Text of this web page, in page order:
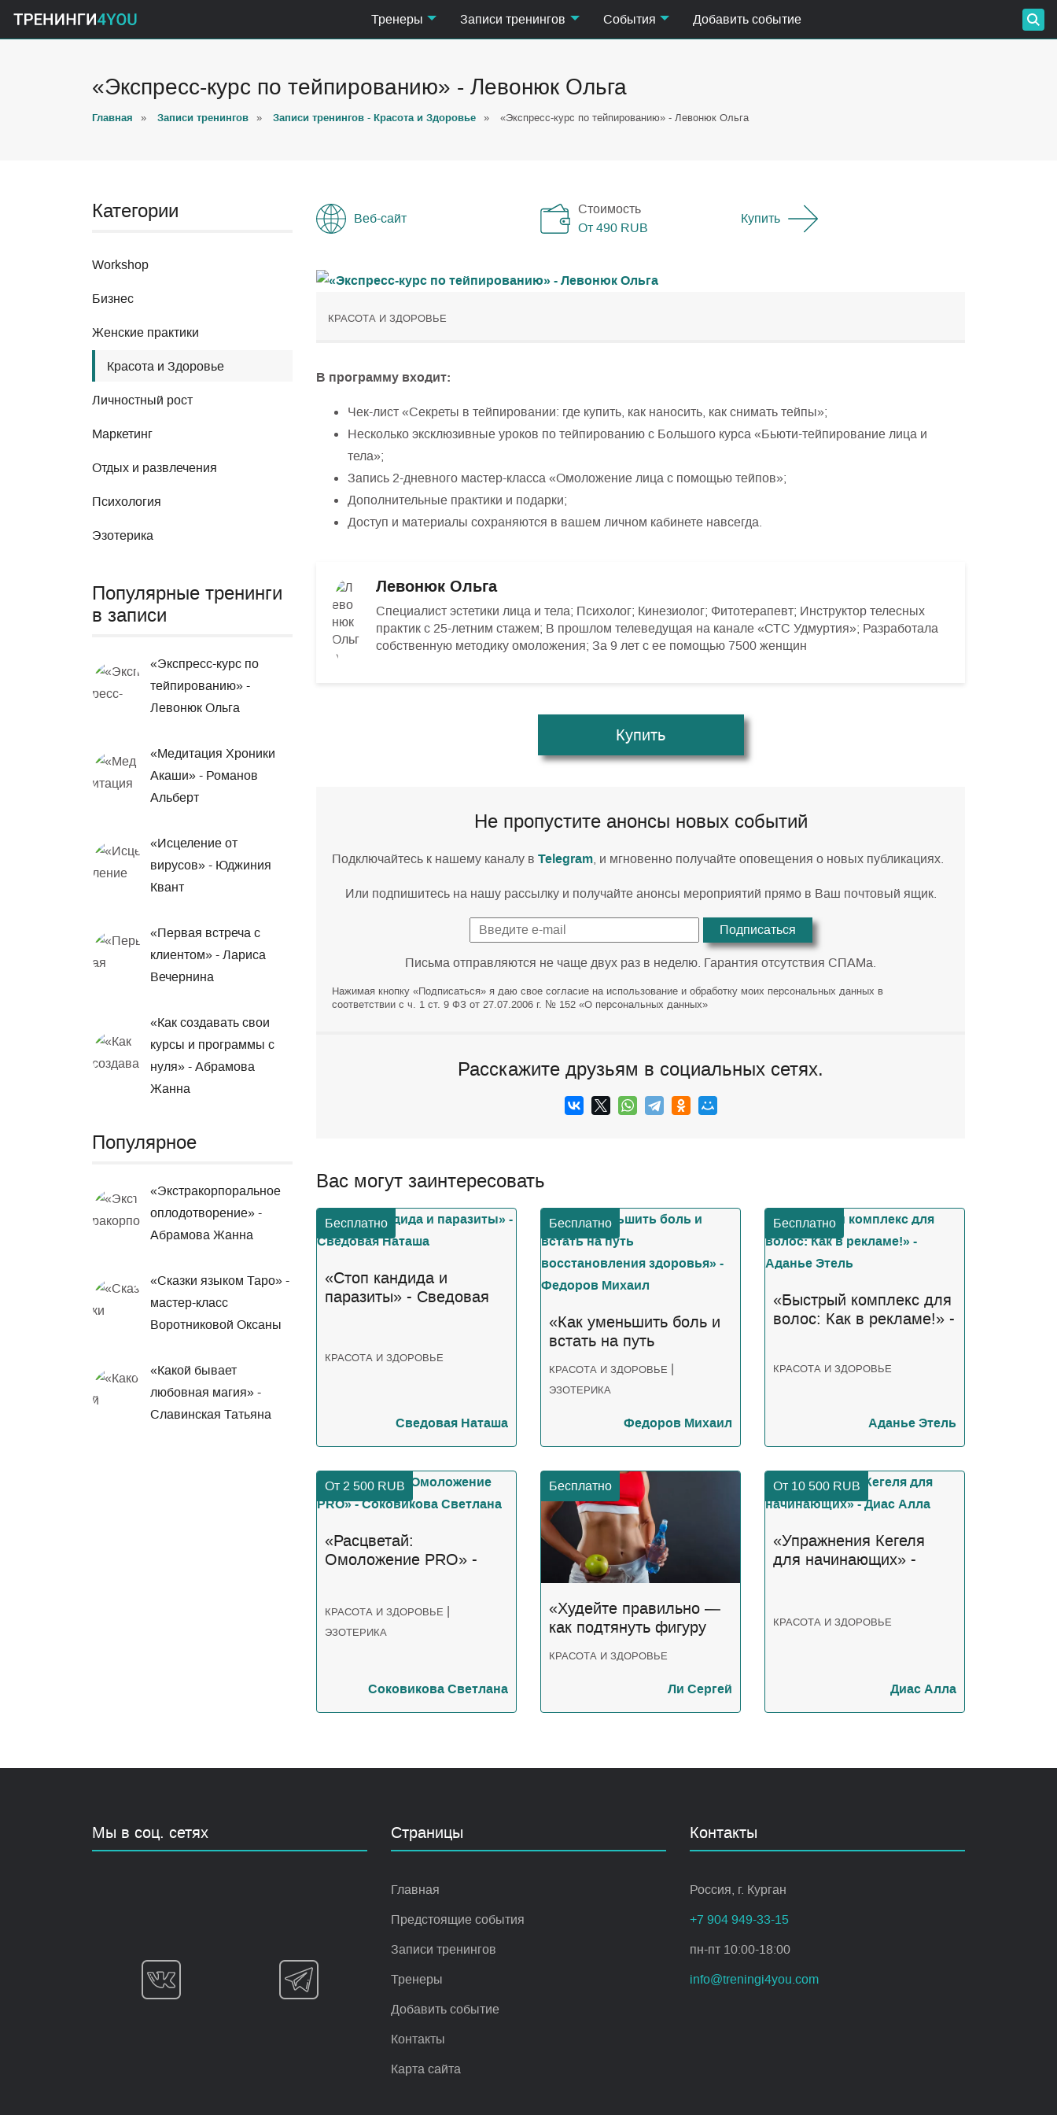
Тренеры Записи тренингов События Добавить событие
«Экспресс-курс по тейпированию» - Левонюк Ольга
Главная » Записи тренингов » Записи тренингов - Красота и Здоровье » «Экспресс-курс по тейпированию» - Левонюк Ольга
Категории
Workshop
Бизнес
Женские практики
Красота и Здоровье
Личностный рост
Маркетинг
Отдых и развлечения
Психология
Эзотерика
Популярные тренинги
в записи
«Экспресс-курс по
тейпированию» -
Левонюк Ольга
«Медитация Хроники
Акаши» - Романов
Альберт
«Исцеление от
вирусов» - Юджиния
Квант
«Первая встреча с
клиентом» - Лариса
Вечернина
«Как создавать свои
курсы и программы с
нуля» - Абрамова
Жанна
Популярное
«Экстракорпоральное
оплодотворение» -
Абрамова Жанна
«Сказки языком Таро» -
мастер-класс
Воротниковой Оксаны
«Какой бывает
любовная магия» -
Славинская Татьяна
Веб-сайт
Стоимость
От 490 RUB
Купить
КРАСОТА И ЗДОРОВЬЕ
В программу входит:
Чек-лист «Секреты в тейпировании: где купить, как наносить, как снимать тейпы»;
Несколько эксклюзивные уроков по тейпированию с Большого курса «Бьюти-тейпирование лица и
тела»;
Запись 2-дневного мастер-класса «Омоложение лица с помощью тейпов»;
Дополнительные практики и подарки;
Доступ и материалы сохраняются в вашем личном кабинете навсегда.
Левонюк Ольга
Специалист эстетики лица и тела; Психолог; Кинезиолог; Фитотерапевт; Инструктор телесных
практик с 25-летним стажем; В прошлом телеведущая на канале «СТС Удмуртия»; Разработала
собственную методику омоложения; За 9 лет с ее помощью 7500 женщин
Купить
Не пропустите анонсы новых событий
Подключайтесь к нашему каналу в Telegram, и мгновенно получайте оповещения о новых публикациях.
Или подпишитесь на нашу рассылку и получайте анонсы мероприятий прямо в Ваш почтовый ящик.
Подписаться
Письма отправляются не чаще двух раз в неделю. Гарантия отсутствия СПАМа.
Нажимая кнопку «Подписаться» я даю свое согласие на использование и обработку моих персональных данных в
соответствии с ч. 1 ст. 9 ФЗ от 27.07.2006 г. № 152 «О персональных данных»
Расскажите друзьям в социальных сетях.
Вас могут заинтересовать
Бесплатно
«Стоп кандида и
паразиты» - Сведовая
КРАСОТА И ЗДОРОВЬЕ
Сведовая Наташа
Бесплатно
«Как уменьшить боль и
встать на путь
здоровья» - Федоров
Михаил
КРАСОТА И ЗДОРОВЬЕ |
ЭЗОТЕРИКА
Федоров Михаил
Бесплатно
«Быстрый комплекс для
волос: Как в рекламе!» -
КРАСОТА И ЗДОРОВЬЕ
Аданье Этель
От 2 500 RUB
«Расцветай:
Омоложение PRO» -
КРАСОТА И ЗДОРОВЬЕ |
ЭЗОТЕРИКА
Соковикова Светлана
Бесплатно
«Худейте правильно —
как подтянуть фигуру
- Ли Сергей
КРАСОТА И ЗДОРОВЬЕ
Ли Сергей
От 10 500 RUB
«Упражнения Кегеля
для начинающих» -
КРАСОТА И ЗДОРОВЬЕ
Диас Алла
Мы в соц. сетях Страницы
Главная
Предстоящие события
Записи тренингов
Тренеры
Добавить событие
Контакты
Карта сайта
Контакты
Россия, г. Курган
+7 904 949-33-15
пн-пт 10:00-18:00
info@treningi4you.com